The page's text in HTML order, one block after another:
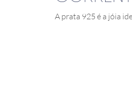
A prata 925 é a jóia